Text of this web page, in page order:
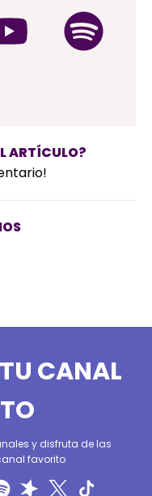
ARTÍCULO?
CANAL
y disfruta de las
favorito